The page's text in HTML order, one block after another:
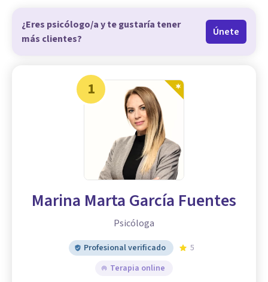
¿Eres psicólogo/a y te gustaría tener
más clientes?
Únete
1
Marina Marta García Fuentes
Psicóloga
Profesional verificado
5
Terapia online